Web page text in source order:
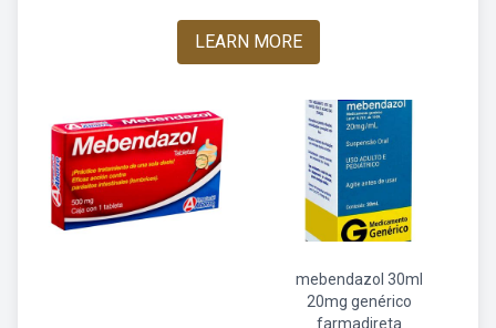
LEARN MORE
mebendazol 30ml
20mg genérico
farmadireta